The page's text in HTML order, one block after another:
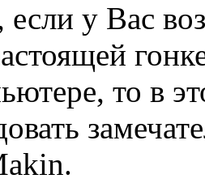
если у Вас
то в